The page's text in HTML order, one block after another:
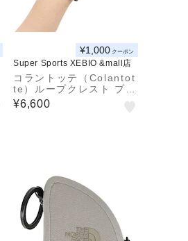
¥1,000 クーポン
Super Sports XEBIO &mall店
コラントッテ（Colantot
te）ループクレスト プレ
ミアムゴールド ABAEF5
2 ゴールド 磁気ブレスレ
¥6,600